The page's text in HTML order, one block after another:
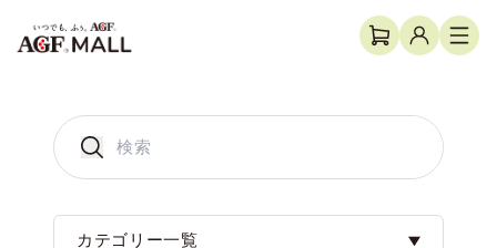
カテゴリー一覧